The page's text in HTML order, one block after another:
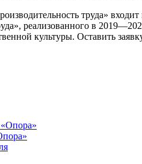
труда»
реализованного в
культуры. Оставить